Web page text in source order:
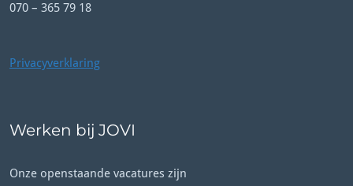
070 – 365 79 18
Privacyverklaring
Werken bij JOVI
Onze openstaande vacatures zijn